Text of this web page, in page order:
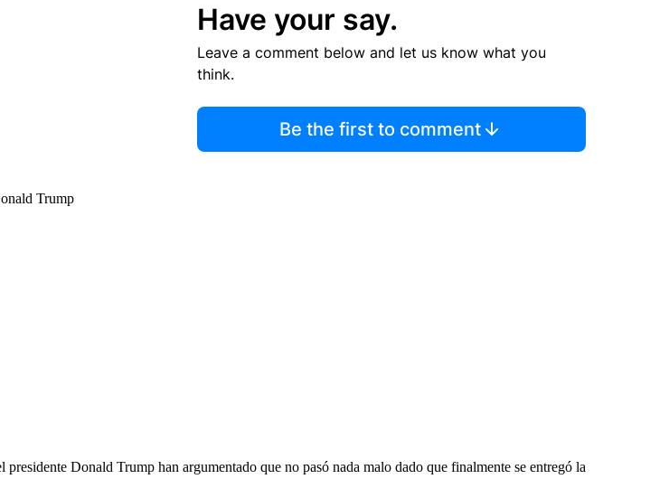
Have your say.
Leave a comment below and let us know what you
think.
Be the first to comment
Trump
presidente Donald Trump han argumentado que no pasó nada malo dado que finalmente se entregó la